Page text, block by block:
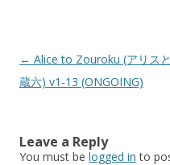
Post
navigation
← Alice to Zouroku (アリスと
蔵六) v1-13 (ONGOING)
Leave a Reply
You must be logged in to